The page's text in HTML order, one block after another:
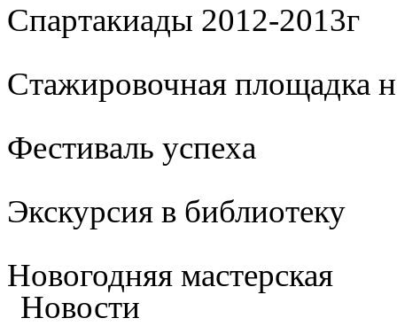
Спартакиады 2012-2013г
Стажировочная
Фестиваль успеха
Экскурсия в библиотеку
Новогодняя мастерская
Новости